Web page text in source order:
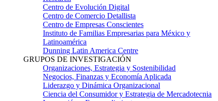
Centro de Evolución Digital
Centro de Comercio Detallista
Centro de Empresas Conscientes
Instituto de Familias Empresarias para México y
Latinoamérica
Dunning Latin America Centre
GRUPOS DE INVESTIGACIÓN
Organizaciones, Estrategia y Sostenibilidad
Negocios, Finanzas y Economía Aplicada
Liderazgo y Dinámica Organizacional
Ciencia del Consumidor y Estrategia de Mercadotecnia